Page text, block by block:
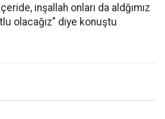
inşallah onları da aldğımız
olacağız" diye konuştu